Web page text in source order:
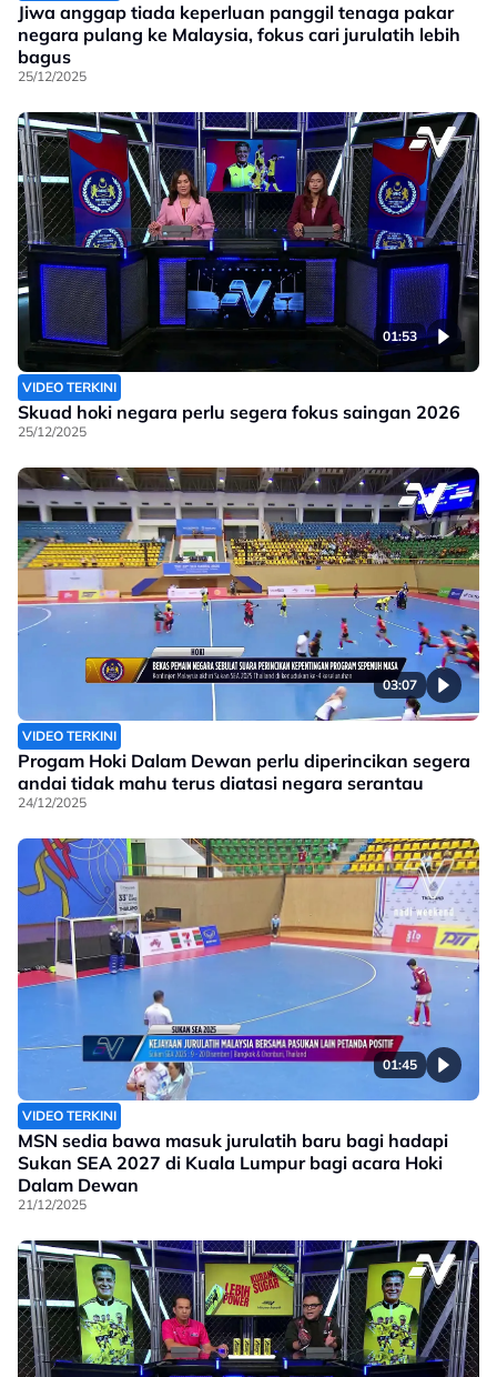
Jiwa anggap tiada keperluan panggil tenaga pakar
negara pulang ke Malaysia, fokus cari jurulatih lebih
bagus
25/12/2025
01:53
VIDEO TERKINI
Skuad hoki negara perlu segera fokus saingan 2026
25/12/2025
03:07
VIDEO TERKINI
Progam Hoki Dalam Dewan perlu diperincikan segera
andai tidak mahu terus diatasi negara serantau
24/12/2025
01:45
VIDEO TERKINI
MSN sedia bawa masuk jurulatih baru bagi hadapi
Sukan SEA 2027 di Kuala Lumpur bagi acara Hoki
Dalam Dewan
21/12/2025